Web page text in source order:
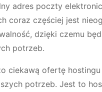
adres poczty
coraz częściej jest
dzięki czemu
potrzeb.
ciekawą ofertę
potrzeb. Jest to